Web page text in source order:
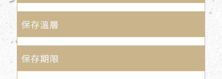
保存溫層
保存期限